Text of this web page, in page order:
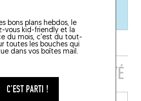
bons plans hebdos, le
vous kid-friendly et la
du mois, c'est du tout-
toutes les bouches qui
dans vos boîtes mail.
C'EST PARTI !
GENRE À PROXIMITÉ